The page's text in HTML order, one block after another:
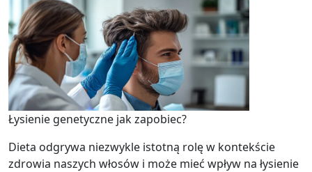
Łysienie genetyczne jak zapobiec?
Dieta odgrywa niezwykle istotną rolę w kontekście
zdrowia naszych włosów i może mieć wpływ na łysienie